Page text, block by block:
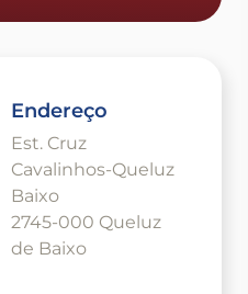
Endereço
Est. Cruz
Cavalinhos-Queluz
Baixo
2745-000 Queluz
de Baixo